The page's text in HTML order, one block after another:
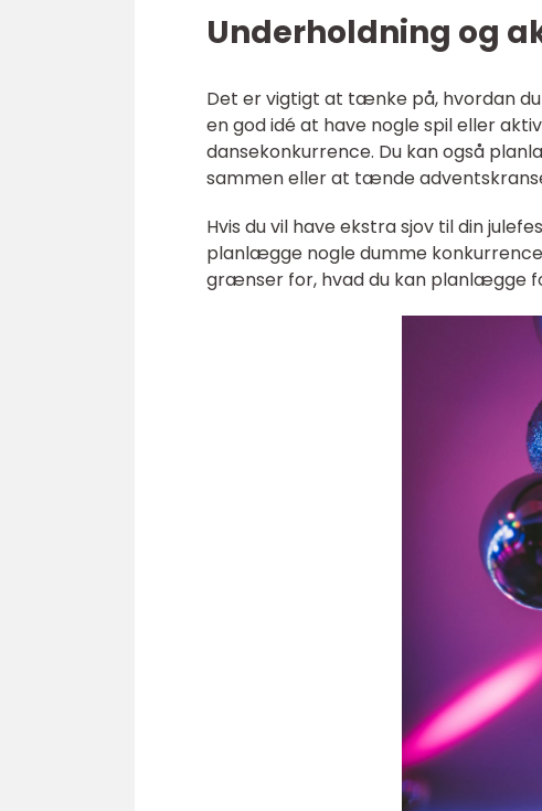
Underholdning og
Det er vigtigt at tænke på, hvordan
en god idé at have nogle spil eller
dansekonkurrence. Du kan også
sammen eller at tænde
Hvis du vil have ekstra sjov til din
planlægge nogle dumme
grænser for, hvad du kan planlægge